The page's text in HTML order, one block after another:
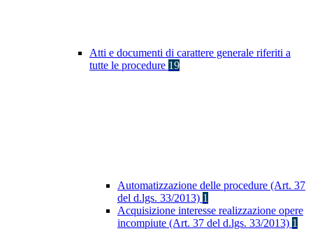
Atti e documenti di carattere generale riferiti a
tutte le procedure 19
Automatizzazione delle procedure (Art. 37
del d.lgs. 33/2013) 1
Acquisizione interesse realizzazione opere
incompiute (Art. 37 del d.lgs. 33/2013) 1